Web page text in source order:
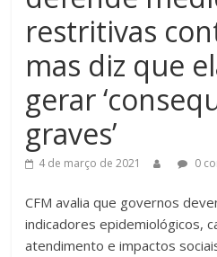
restritivas
mas diz que
gerar
graves’
4 de março de 2021 0
CFM avalia que governos
indicadores epidemiológicos,
atendimento e impactos